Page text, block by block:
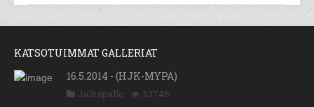
KATSOTUIMMAT GALLERIAT
16.5.2014 - (HJK-MYPA)
Jalkapallo 53746